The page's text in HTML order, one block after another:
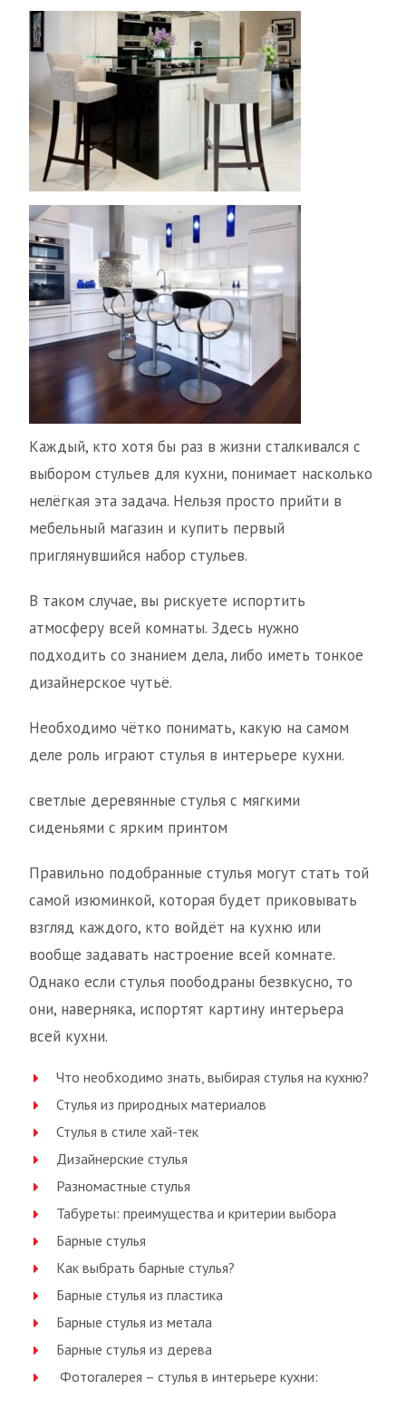
Каждый, кто хотя бы раз в жизни сталкивался с
выбором стульев для кухни, понимает насколько
нелёгкая эта задача. Нельзя просто прийти в
мебельный магазин и купить первый
приглянувшийся набор стульев.
В таком случае, вы рискуете испортить
атмосферу всей комнаты. Здесь нужно
подходить со знанием дела, либо иметь тонкое
дизайнерское чутьё.
Необходимо чётко понимать, какую на самом
деле роль играют стулья в интерьере кухни.
светлые деревянные стулья с мягкими
сиденьями с ярким принтом
Правильно подобранные стулья могут стать той
самой изюминкой, которая будет приковывать
взгляд каждого, кто войдёт на кухню или
вообще задавать настроение всей комнате.
Однако если стулья поободраны безвкусно, то
они, наверняка, испортят картину интерьера
всей кухни.
Что необходимо знать, выбирая стулья на кухню?
Стулья из природных материалов
Стулья в стиле хай-тек
Дизайнерские стулья
Разномастные стулья
Табуреты: преимущества и критерии выбора
Барные стулья
Как выбрать барные стулья?
Барные стулья из пластика
Барные стулья из метала
Барные стулья из дерева
Фотогалерея – стулья в интерьере кухни: